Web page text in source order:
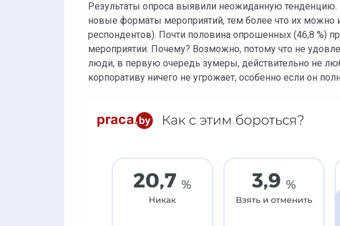
Результаты опроса выявили неожиданную
новые форматы мероприятий, тем более что их можно
респондентов). Почти половина опрошенных (46,8 %)
мероприятии. Почему? Возможно, потому что не
люди, в первую очередь зумеры, действительно не
корпоративу ничего не угрожает, особенно если он